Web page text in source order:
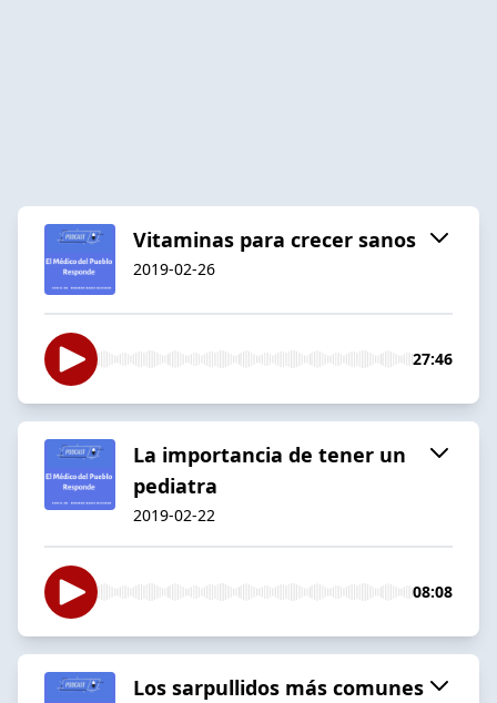
Vitaminas para crecer sanos
2019-02-26
27:46
La importancia de tener un
pediatra
2019-02-22
08:08
Los sarpullidos más comunes